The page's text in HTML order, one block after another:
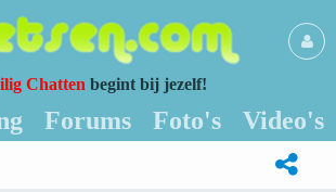
Chatten begint bij jezelf!
Forums Foto's Video's